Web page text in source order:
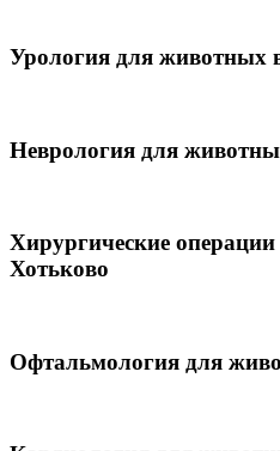
Урология для животных
Неврология для
Хирургические
Хотьково
Офтальмология для